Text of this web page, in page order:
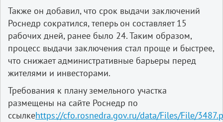
Также он добавил, что срок выдачи заключений
Роснедр сократился, теперь он составляет 15
рабочих дней, ранее было 24. Таким образом,
процесс выдачи заключения стал проще и быстрее,
что снижает административные барьеры перед
жителями и инвесторами.
Требования к плану земельного участка
размещены на сайте Роснедр по
ссылкеhttps://cfo.rosnedra.gov.ru/data/Files/File/